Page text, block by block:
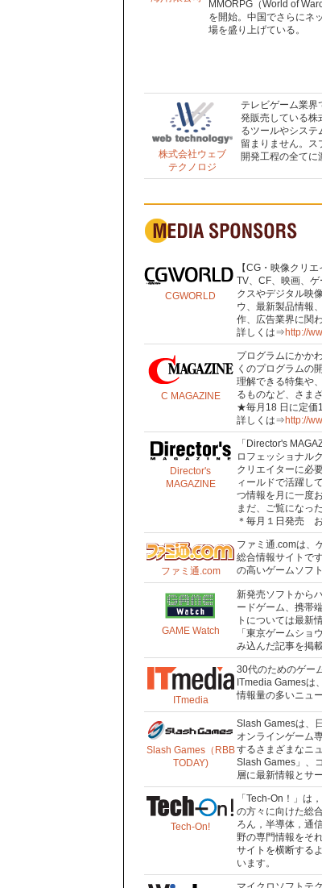
MMORPG（World of
を開始。中国でさらにネ
場を盛り上げている。
株式会社ウェブ
テクノロジ
テレビゲーム業
発販売している株
るツールやシステ
留まりません。ス
開発工程の全てに
CGWORLD
【CG・映像クリ
TV、CF、映画、
クスやデジタル映
ウ、最新製品情報
作、広告業界に関
詳しくは⇒ http://
C MAGAZINE
プログラムにかか
くのプログラムの
理解できる特集や
るものなど、さま
★毎月18 日に定価
詳しくは⇒ http://
Director's
MAGAZINE
「Director's
ロフェッショナル
クリエイターに必
ィールドで活躍し
つ情報を月に一度
まだ、ご覧になっ
＊毎月１日発売
ファミ通.com
ファミ通.comは、
総合情報サイトで
の高いゲームソフ
GAME Watch
新発売ソフトから
ードゲーム、携帯
トについては最新
「東京ゲームショ
み込んだ記事を掲
ITmedia
30代のためのゲー
ITmedia Gamesは
情報量の多いニュ
Slash Games（RBB
TODAY)
Slash Gamesは、
オンラインゲーム
するさまざまなニ
Slash Games」、
層に最新情報とサ
Tech-On!
「Tech-On！」は
の方々に向けた総
ろん，半導体，通
野の専門情報をそ
サイトを横断する
います。